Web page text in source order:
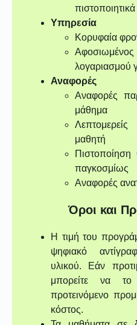
Υπηρεσία
Κορυφαία
λογαριασμού
Αναφορές
Αναφορές
μάθημα
μαθητή
παγκοσμίως
Αναφορές
Όροι και
Η τιμή του
ψηφιακό
υλικού. Εάν
μπορείτε να
προτεινόμενο
κόστος.